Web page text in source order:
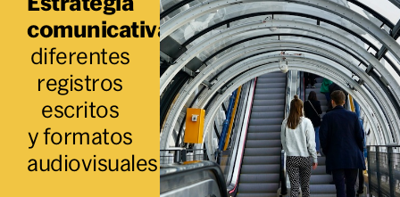
comunicativa,
diferentes
registros
escritos
y formatos
audiovisuales